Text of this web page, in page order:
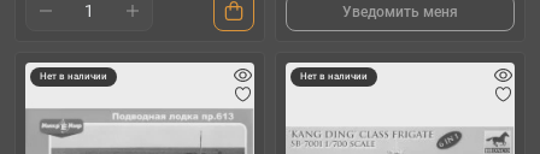
Уведомить меня
Нет в наличии Нет в наличии